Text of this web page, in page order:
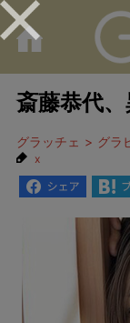
斎藤恭代
グラッチェ グラ
x